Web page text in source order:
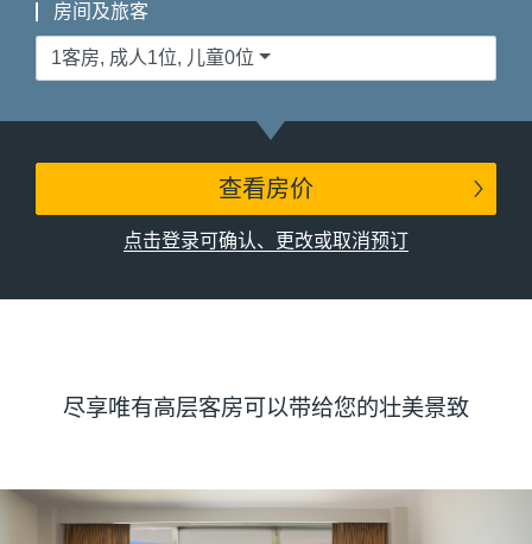
房间及旅客
1客房, 成人1位, 儿童0位
查看房价
点击登录可确认、更改或取消预订
尽享唯有高层客房可以带给您的壮美景致